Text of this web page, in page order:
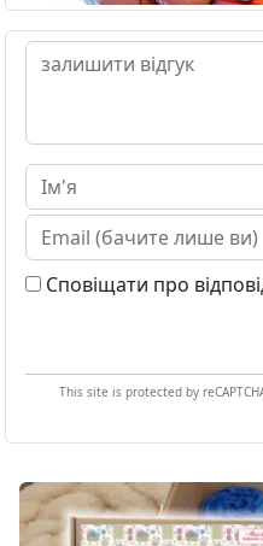
Сповіщати про
This site is protected by